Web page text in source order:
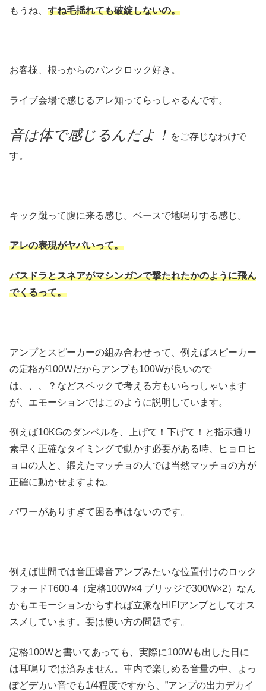
もうね、 すね毛揺れても破綻しないの。
お客様、根っからのパンクロック好き。
ライブ会場で感じるアレ知ってらっしゃるんです。
音は体で感じるんだよ！ をご存じなわけで
す。
キック蹴って腹に来る感じ。ベースで地鳴りする感じ。
アレの表現がヤバいって。
バスドラとスネアがマシンガンで撃たれたかのように飛ん
でくるって。
アンプとスピーカーの組み合わせって、例えばスピーカー
の定格が100Wだからアンプも100Wが良いので
は、、、？などスペックで考える方もいらっしゃいます
が、エモーションではこのように説明しています。
例えば10KGのダンベルを、上げて！下げて！と指示通り
素早く正確なタイミングで動かす必要がある時、ヒョロヒ
ョロの人と、鍛えたマッチョの人では当然マッチョの方が
正確に動かせますよね。
パワーがありすぎて困る事はないのです。
例えば世間では音圧爆音アンプみたいな位置付けのロック
フォードT600-4（定格100W×4 ブリッジで300W×2）なん
かもエモーションからすれば立派なHIFIアンプとしてオス
スメしています。要は使い方の問題です。
定格100Wと書いてあっても、実際に100Wも出した日に
は耳鳴りでは済みません。車内で楽しめる音量の中、よっ
ぽどデカい音でも1/4程度ですから、”アンプの出力デカイ